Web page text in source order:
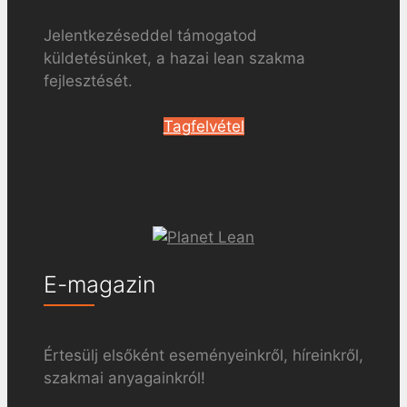
Jelentkezéseddel támogatod
küldetésünket, a hazai lean szakma
fejlesztését.
Tagfelvétel
E-magazin
Értesülj elsőként eseményeinkről, híreinkről,
szakmai anyagainkról!